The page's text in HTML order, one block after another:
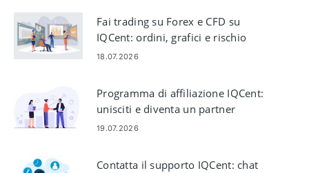
Fai trading su Forex e CFD su
IQCent: ordini, grafici e rischio
18.07.2026
Programma di affiliazione IQCent:
unisciti e diventa un partner
19.07.2026
Contatta il supporto IQCent: chat